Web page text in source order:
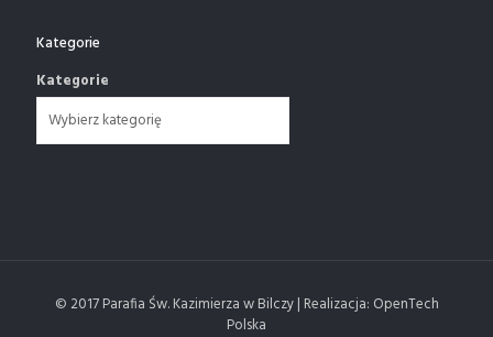
Kategorie
Kategorie
© 2017 Parafia Św. Kazimierza w Bilczy | Realizacja: OpenTech
Polska